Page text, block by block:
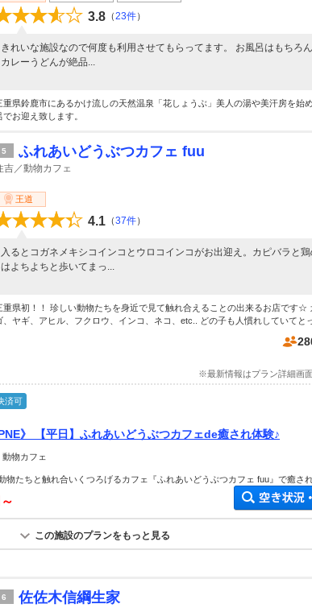
3.8 （23件）
きれいな施設なので何度も利用させてもらってます。 お風呂はもちろ
カレーうどんが絶品...
重県鈴鹿市にあるかけ流しの天然温泉「花しょうぶ」美人の湯や美汗房を始
でお迎え致します。
5 ふれあいどうぶつカフェ fuu
吉／動物カフェ
王道
4.1 （37件）
入るとコガネメキシコインコとウロコインコがお出迎え。カピバラと
はよちよちと歩いてまっ...
重県初！！ 珍しい動物たちを身近で見て触れ合えることの出来るお店です☆
、ヤギ、アヒル、フクロウ、インコ、ネコ、etc.. どの子も人慣れしていてとっ
※最新情報はプラン詳細画
済可
》 【平日】ふれあいどうぶつカフェde癒され体験♪
物カフェ
物たちと触れ合いくつろげるカフェ『ふれあいどうぶつカフェ fuu』で癒さ
この施設のプランをもっと見る
6 佐佐木信綱生家